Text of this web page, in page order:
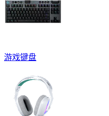
游戏键盘